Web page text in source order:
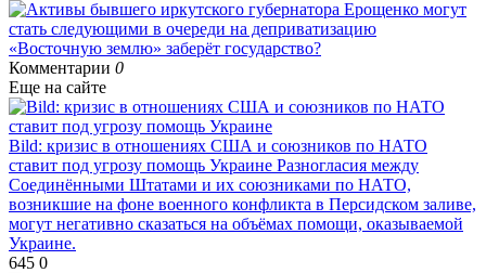
«Восточную землю» заберёт государство?
Комментарии 0
Еще на сайте
Bild: кризис в отношениях США и союзников по НАТО
ставит под угрозу помощь Украине Разногласия между
Соединёнными Штатами и их союзниками по НАТО,
возникшие на фоне военного конфликта в Персидском заливе,
могут негативно сказаться на объёмах помощи, оказываемой
Украине.
645 0